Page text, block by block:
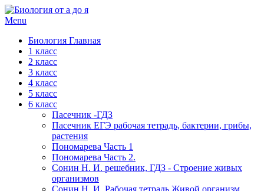
Menu
Биология Главная
1 класс
2 класс
3 класс
4 класс
5 класс
6 класс
Пасечник -ГДЗ
Пасечник ЕГЭ рабочая тетрадь, бактерии, грибы,
растения
Пономарева Часть 1
Пономарева Часть 2.
Сонин Н. И. решебник, ГДЗ - Строение живых
организмов
Сонин Н. И. Рабочая тетрадь Живой организм,